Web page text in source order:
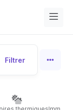
Filtrer